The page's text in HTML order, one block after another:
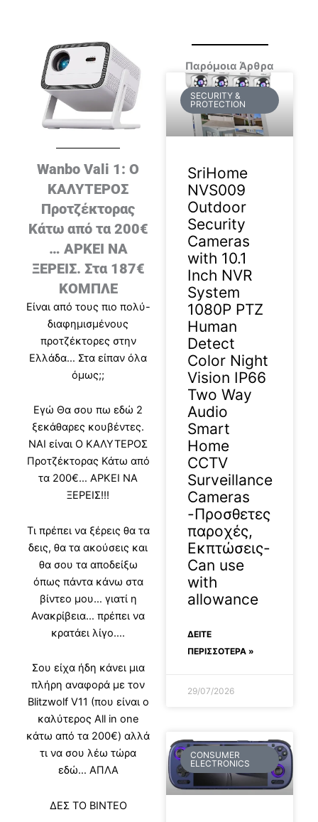
Wanbo Vali 1: Ο
ΚΑΛΥΤΕΡΟΣ
Προτζέκτορας
Κάτω από τα 200€
… ΑΡΚΕΙ ΝΑ
ΞΕΡΕΙΣ. Στα 187€
ΚΟΜΠΛΕ
Είναι από τους πιο πολύ-
διαφημισμένους
προτζέκτορες στην
Ελλάδα… Στα είπαν όλα
όμως;;
Εγώ Θα σου πω εδώ 2
ξεκάθαρες κουβέντες.
ΝΑΙ είναι Ο ΚΑΛΥΤΕΡΟΣ
Προτζέκτορας Κάτω από
τα 200€… ΑΡΚΕΙ ΝΑ
ΞΕΡΕΙΣ!!!
Τι πρέπει να ξέρεις θα τα
δεις, θα τα ακούσεις και
θα σου τα αποδείξω
όπως πάντα κάνω στα
βίντεο μου… γιατί η
Ανακρίβεια… πρέπει να
κρατάει λίγο….
Σου είχα ήδη κάνει μια
πλήρη αναφορά με τον
Blitzwolf V11 (που είναι ο
καλύτερος All in one
κάτω από τα 200€) αλλά
τι να σου λέω τώρα
εδώ… ΑΠΛΑ
ΔΕΣ ΤΟ ΒΙΝΤΕΟ
Παρόμοια Άρθρα
SECURITY &
PROTECTION
SriHome
NVS009
Outdoor
Security
Cameras
with 10.1
Inch NVR
System
1080P PTZ
Human
Detect
Color Night
Vision IP66
Two Way
Audio
Smart
Home
CCTV
Surveillance
Cameras
-Προσθετες
παροχές,
Εκπτώσεις-
Can use
with
allowance
ΔΕΊΤΕ
ΠΕΡΙΣΣΟΤΕΡΑ »
29/07/2026
CONSUMER
ELECTRONICS